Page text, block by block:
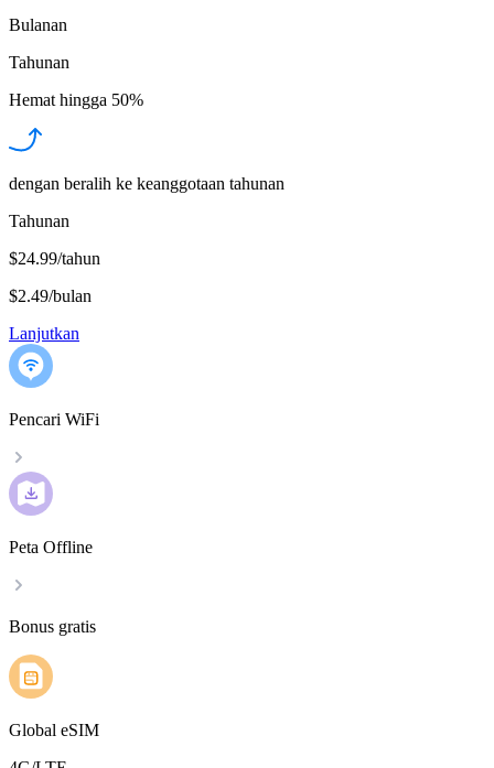
Bulanan
Tahunan
Hemat hingga 50%
dengan beralih ke keanggotaan tahunan
Tahunan
$24.99/tahun
$2.49/bulan
Lanjutkan
Pencari WiFi
Peta Offline
Bonus gratis
Global eSIM